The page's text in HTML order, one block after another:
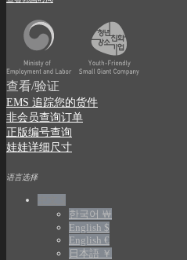
查看/验证
EMS 追踪您的货件
非会员查询订单
正版编号查询
娃娃详细尺寸
语言选择
한국어 ￦
English $
English €
日本語 ￥